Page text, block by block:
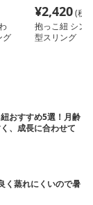
グ
¥2,420(税
抱っこ紐 シン
型スリング
おすすめ5選！月齢
、成長に合わせて
く蒸れにくいので暑